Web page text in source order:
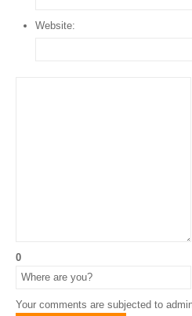
Website:
0
Your comments are subjected to